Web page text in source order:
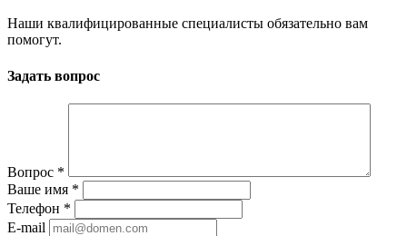
Наши квалифицированные специалисты обязательно вам
помогут.
Задать вопрос
Вопрос *
Ваше имя *
Телефон *
E-mail